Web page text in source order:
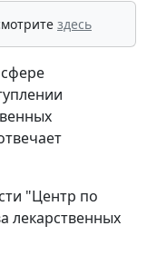
здесь
"Центр по
лекарственных